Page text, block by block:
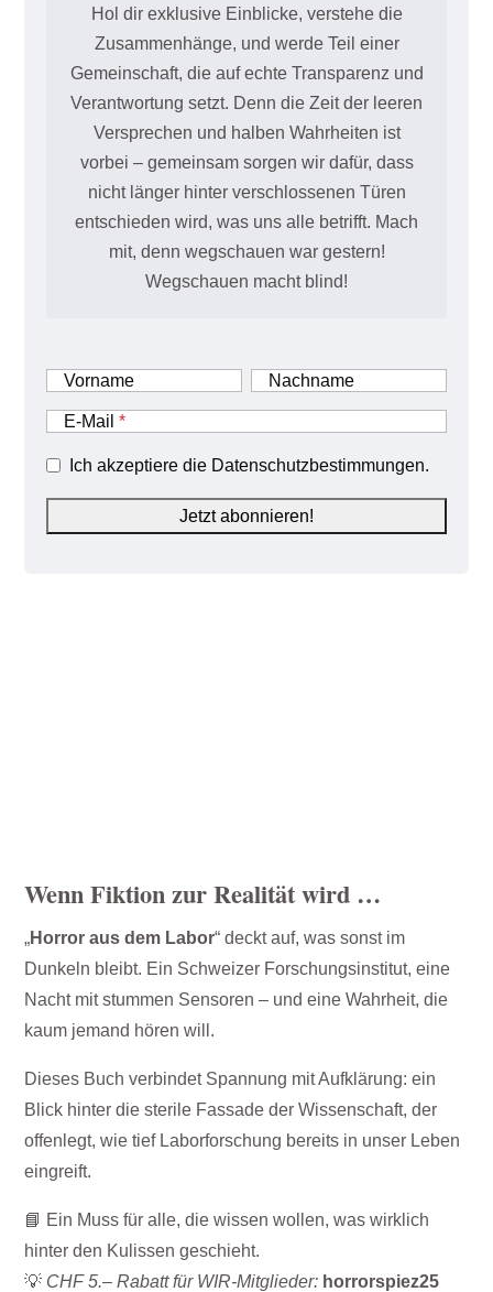
Hol dir exklusive Einblicke, verstehe die
Zusammenhänge, und werde Teil einer
Gemeinschaft, die auf echte Transparenz und
Verantwortung setzt. Denn die Zeit der leeren
Versprechen und halben Wahrheiten ist
vorbei – gemeinsam sorgen wir dafür, dass
nicht länger hinter verschlossenen Türen
entschieden wird, was uns alle betrifft. Mach
mit, denn wegschauen war gestern!
Wegschauen macht blind!
Vorname Nachname
E-Mail
Ich akzeptiere die Datenschutzbestimmungen.
Wenn Fiktion zur Realität wird …
„Horror aus dem Labor“ deckt auf, was sonst im
Dunkeln bleibt. Ein Schweizer Forschungsinstitut, eine
Nacht mit stummen Sensoren – und eine Wahrheit, die
kaum jemand hören will.
Dieses Buch verbindet Spannung mit Aufklärung: ein
Blick hinter die sterile Fassade der Wissenschaft, der
offenlegt, wie tief Laborforschung bereits in unser Leben
eingreift.
📘 Ein Muss für alle, die wissen wollen, was wirklich
hinter den Kulissen geschieht.
💡 CHF 5.– Rabatt für WIR-Mitglieder: horrorspiez25